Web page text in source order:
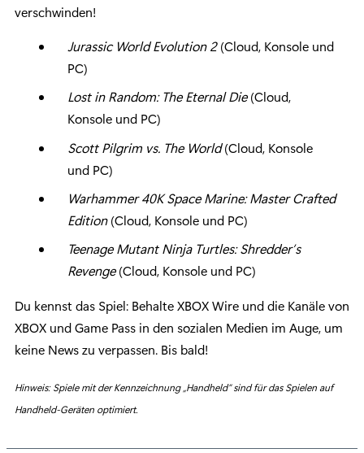
verschwinden!
Jurassic World Evolution 2(Cloud, Konsole und
PC)
Lost in Random: The Eternal Die(Cloud,
Konsole und PC)
Scott Pilgrim vs. The World(Cloud, Konsole
und PC)
Warhammer 40K Space Marine: Master Crafted
Edition(Cloud, Konsole und PC)
Teenage Mutant Ninja Turtles: Shredder’s
Revenge(Cloud, Konsole und PC)
Du kennst das Spiel: Behalte XBOX Wire und die Kanäle von
XBOX und Game Pass in den sozialen Medien im Auge, um
keine News zu verpassen. Bis bald!
Hinweis: Spiele mit der Kennzeichnung „Handheld“ sind für das Spielen auf
Handheld-Geräten optimiert.